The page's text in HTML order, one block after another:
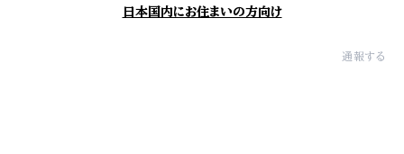
日本国内にお住まいの方向け
通報する